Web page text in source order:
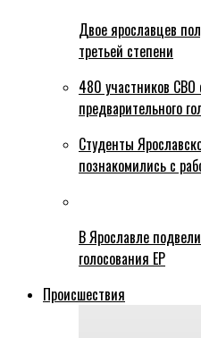
Двое ярославцев
третьей степени
480 участников
предварительного
Студенты
познакомились с
В Ярославле
голосования ЕР
Происшествия